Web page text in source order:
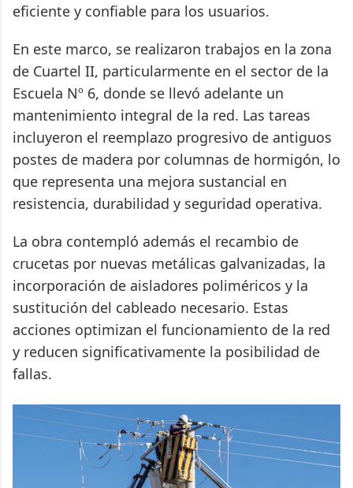
eficiente y confiable para los usuarios.
En este marco, se realizaron trabajos en la zona
de Cuartel II, particularmente en el sector de la
Escuela Nº 6, donde se llevó adelante un
mantenimiento integral de la red. Las tareas
incluyeron el reemplazo progresivo de antiguos
postes de madera por columnas de hormigón, lo
que representa una mejora sustancial en
resistencia, durabilidad y seguridad operativa.
La obra contempló además el recambio de
crucetas por nuevas metálicas galvanizadas, la
incorporación de aisladores poliméricos y la
sustitución del cableado necesario. Estas
acciones optimizan el funcionamiento de la red
y reducen significativamente la posibilidad de
fallas.